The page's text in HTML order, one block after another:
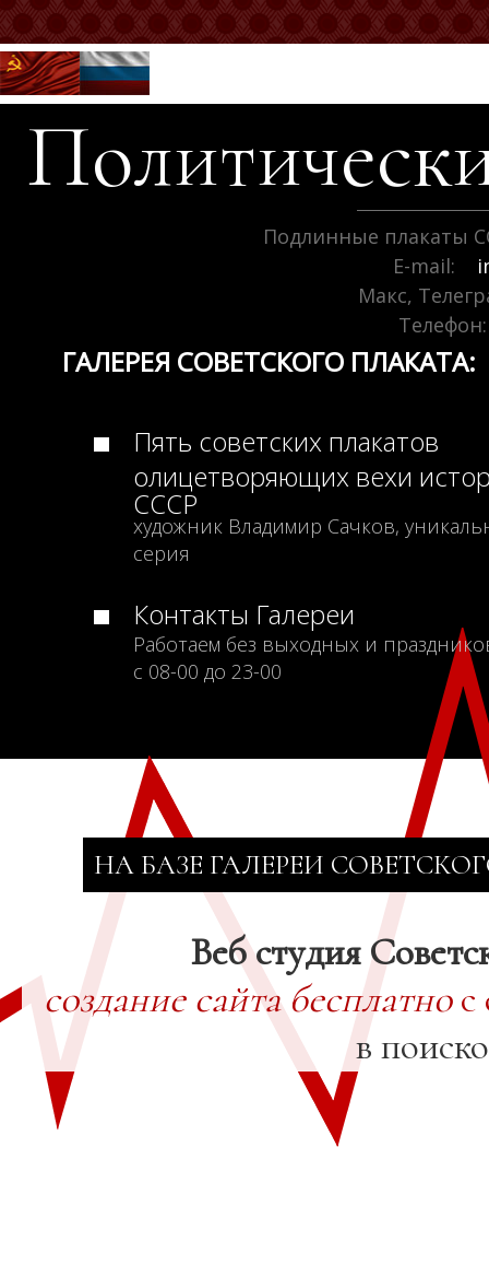
Подлинные плакаты
E-mail:
Макс,
Телефон:
ГАЛЕРЕЯ СОВЕТСКОГО ПЛАКАТА:
Пять советских плакатов
олицетворяющих вехи
СССР
художник Владимир Сачков,
серия
Контакты Галереи
Работаем без выходных и
с 08-00 до 23-00
НА БАЗЕ ГАЛЕРЕИ
Веб студия
создание сайта бесплатнос
в